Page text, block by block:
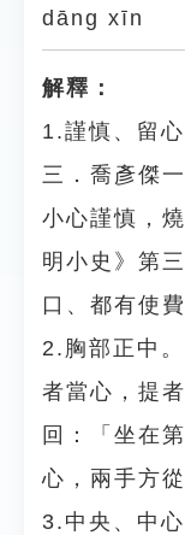
dāng xīn
解釋：
1.謹慎、留
三．喬彥傑
小心謹慎，
明小史》第
口、都有使
2.胸部正中
者當心，提
回：「坐在
心，兩手方
3.中央、中